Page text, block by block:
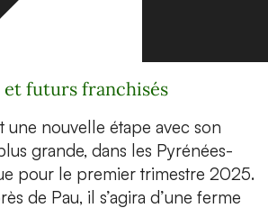
futurs franchisés
une nouvelle étape avec son
grande, dans les Pyrénées-
pour le premier trimestre 2025.
de Pau, il s’agira d’une ferme